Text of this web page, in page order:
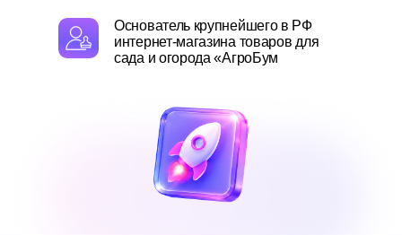
Основатель крупнейшего в РФ
интернет-магазина товаров для
сада и огорода «АгроБум